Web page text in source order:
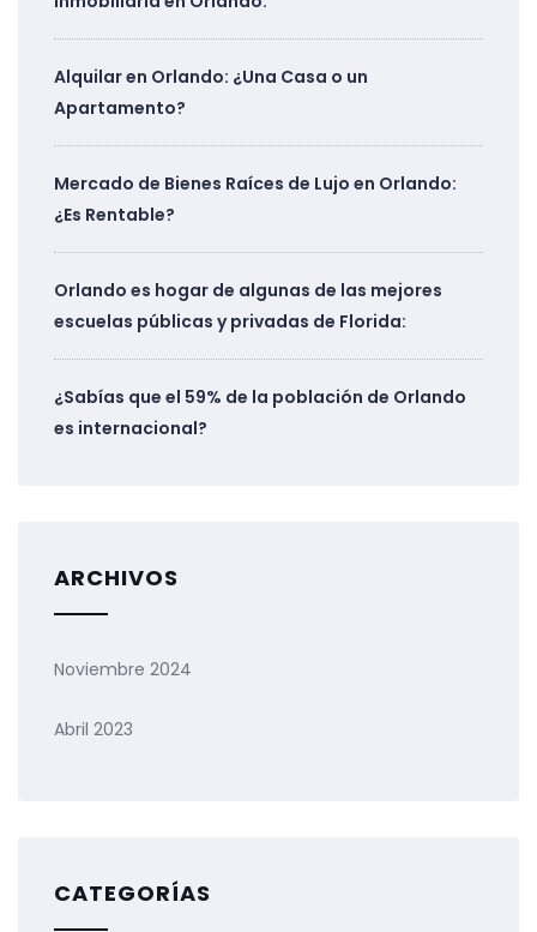
Alquilar en Orlando: ¿Una Casa o un
Apartamento?
Mercado de Bienes Raíces de Lujo en Orlando:
¿Es Rentable?
Orlando es hogar de algunas de las mejores
escuelas públicas y privadas de Florida:
¿Sabías que el 59% de la población de Orlando
es internacional?
ARCHIVOS
Noviembre 2024
Abril 2023
CATEGORÍAS